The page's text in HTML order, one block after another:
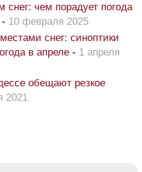
чем порадует погода
- 10 февраля 2025
снег: синоптики
в апреле - 1 апреля
обещают резкое
2021